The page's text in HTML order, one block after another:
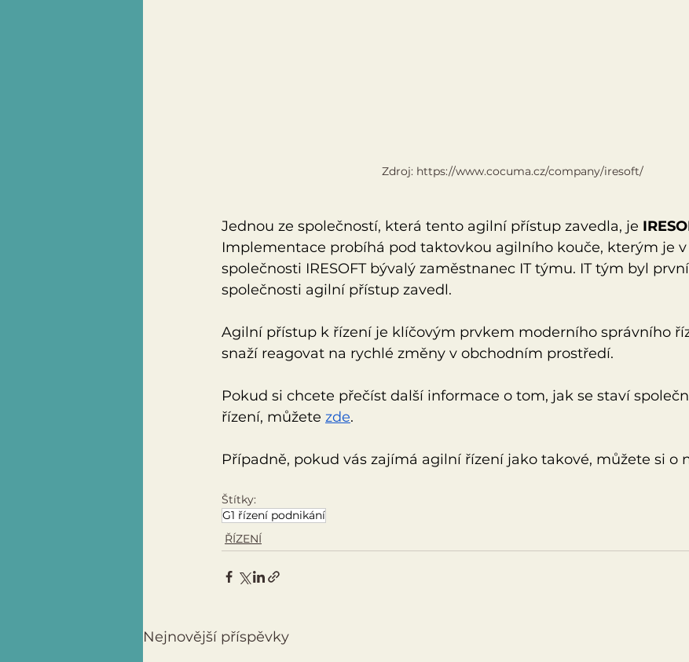
Zdroj: https://www.cocuma.cz/company/iresoft/
Jednou ze společností, která tento agilní přístup zavedla, je
Implementace probíhá pod taktovkou agilního kouče, kterým je
společnosti IRESOFT bývalý zaměstnanec IT týmu. IT tým byl
společnosti agilní přístup zavedl.
Agilní přístup k řízení je klíčovým prvkem moderního správního
snaží reagovat na rychlé změny v obchodním prostředí.
Pokud si chcete přečíst další informace o tom, jak se staví
řízení, můžete zde.
Případně, pokud vás zajímá agilní řízení jako takové, můžete si o
Štítky:
G1 řízení podnikání
ŘÍZENÍ
Nejnovější příspěvky